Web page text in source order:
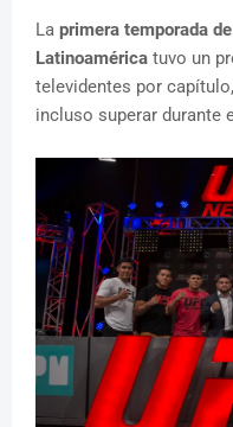
La primera temporada
Latinoamérica tuvo un
televidentes por
incluso superar durante